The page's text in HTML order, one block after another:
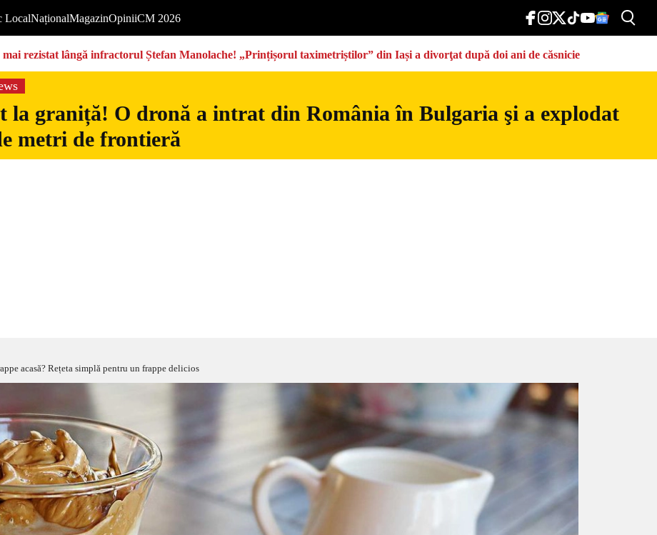
LocalNaționalMagazinOpiniiCM 2026
mai rezistat lângă infractorul Ștefan Manolache! „Prințișorul taximetriștilor” din Iași a divorţat după doi ani de căsnicie
la graniță! O dronă a intrat din România în Bulgaria şi a explodat
metri de frontieră
acasă? Rețeta simplă pentru un frappe delicios